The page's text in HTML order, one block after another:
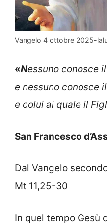
Vangelo 4 ottobre 2025-
«Nessuno conosce
e nessuno conosce
e colui al quale il
San Francesco
Dal Vangelo
Mt 11,25-30
In quel tempo Gesù